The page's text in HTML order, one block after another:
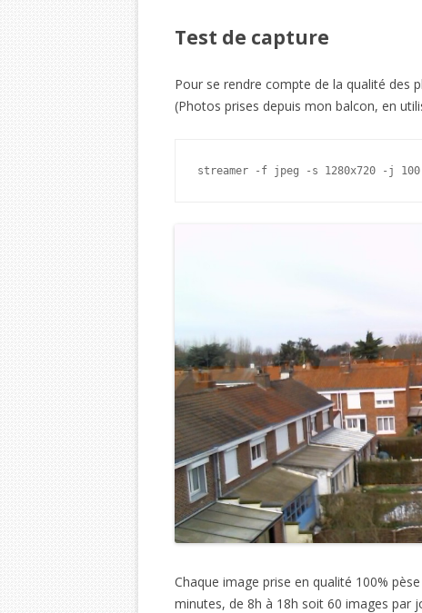
Test de capture
Pour se rendre compte de la qualité des
(Photos prises depuis mon balcon, en
streamer -f jpeg -s 1280x720 -j 100
Chaque image prise en qualité 100%
minutes, de 8h à 18h soit 60 images par